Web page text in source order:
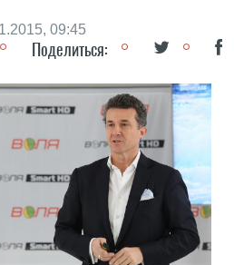
09:45
Поделиться: